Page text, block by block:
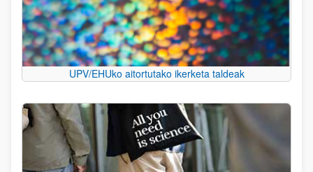
UPV/EHUko aitortutako ikerketa taldeak